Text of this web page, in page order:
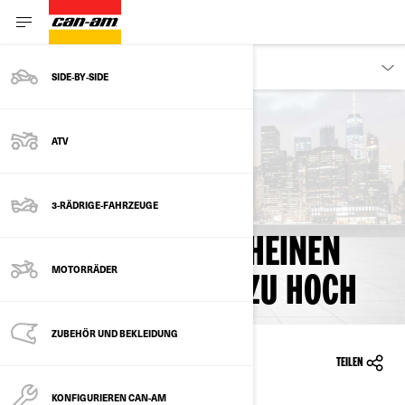
SIDE‑BY‑SIDE
ATV
3-RÄDRIGE-FAHRZEUGE
MOTORRÄDER
ZUBEHÖR UND BEKLEIDUNG
KONFIGURIEREN CAN-AM
Zurück zu rückrufinformationen
SCHEINWERFERN -
SCHEINWERFER SCHEINEN
MÖGLICHERWEISE ZU HOCH
TEILEN